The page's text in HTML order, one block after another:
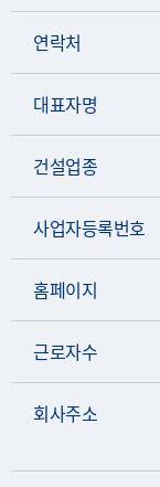
연락처
대표자명
건설업종
사업자등록번호
홈페이지
근로자수
회사주소